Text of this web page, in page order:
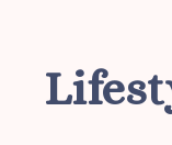
inhoud